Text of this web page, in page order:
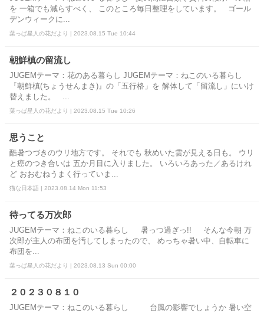
を 一箱でも減らすべく、 このところ毎日整理をしています。 ゴール
デンウィークに...
葉っぱ星人の花だより | 2023.08.15 Tue 10:44
朝鮮槙の留流し
JUGEMテーマ：花のある暮らし JUGEMテーマ：ねこのいる暮らし
『朝鮮槙(ちょうせんまき)』の「五行格」を 解体して「留流し」にいけ
替えました。 ...
葉っぱ星人の花だより | 2023.08.15 Tue 10:26
思うこと
酷暑つづきのウリ地方です。 それでも 秋めいた雲が見える日も。 ウリ
と癌のつき合いは 五か月目に入りました。 いろいろあった／あるけれ
ど おおむねうまく行っていま...
猫な日本語 | 2023.08.14 Mon 11:53
待ってる万次郎
JUGEMテーマ：ねこのいる暮らし 暑っつ過ぎっ!! そんな今朝 万
次郎が主人の布団を汚してしまったので、 めっちゃ暑い中、自転車に
布団を...
葉っぱ星人の花だより | 2023.08.13 Sun 00:00
２０２３０８１０
JUGEMテーマ：ねこのいる暮らし 台風の影響でしょうか 暑い空